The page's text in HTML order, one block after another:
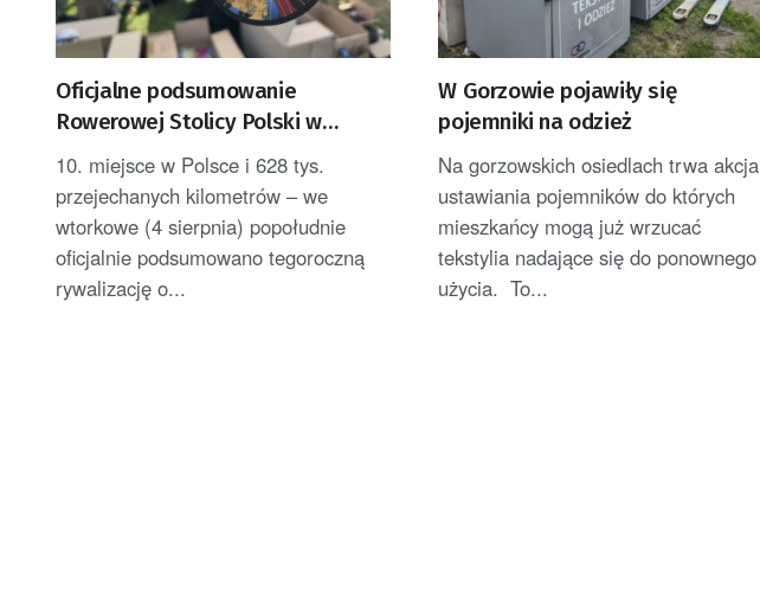
Oficjalne podsumowanie
Rowerowej Stolicy Polski w
Zielonej Górze
10. miejsce w Polsce i 628 tys.
przejechanych kilometrów – we
wtorkowe (4 sierpnia) popołudnie
oficjalnie podsumowano tegoroczną
rywalizację o...
W Gorzowie pojawiły się
pojemniki na odzież
Na gorzowskich osiedlach trwa akcja
ustawiania pojemników do których
mieszkańcy mogą już wrzucać
tekstylia nadające się do ponownego
użycia. To...